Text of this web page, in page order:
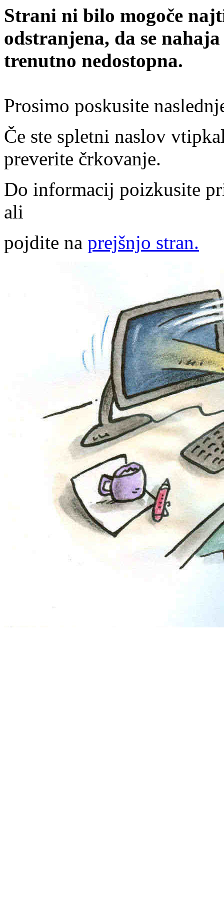
Strani ni bilo mogoče
odstranjena, da se
trenutno nedostopna.
Prosimo poskusite
Če ste spletni naslov
preverite črkovanje.
Do informacij poizkusite
ali
pojdite na prejšnjo stran.